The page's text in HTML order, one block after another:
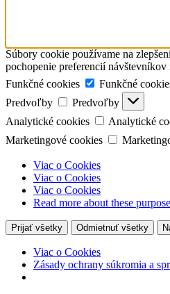
Súbory cookie používame na
pochopenie preferencií návštevníkov
Funkčné cookies
Funkčné
Predvoľby
Predvoľby
Analytické cookies
Analytické
Marketingové cookies
Viac o Cookies
Viac o Cookies
Viac o Cookies
Read more about these
Prijať všetky Odmietnuť všetky
Viac o Cookies
Zásady ochrany súkromia a